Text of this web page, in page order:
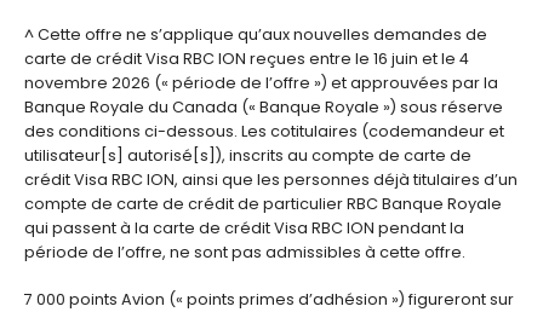
^ Cette offre ne s’applique qu’aux nouvelles demandes de
carte de crédit Visa RBC ION reçues entre le 16 juin et le 4
novembre 2026 (« période de l’offre ») et approuvées par la
Banque Royale du Canada (« Banque Royale ») sous réserve
des conditions ci-dessous. Les cotitulaires (codemandeur et
utilisateur[s] autorisé[s]), inscrits au compte de carte de
crédit Visa RBC ION, ainsi que les personnes déjà titulaires d’un
compte de carte de crédit de particulier RBC Banque Royale
qui passent à la carte de crédit Visa RBC ION pendant la
période de l’offre, ne sont pas admissibles à cette offre.
7 000 points Avion (« points primes d’adhésion ») figureront sur